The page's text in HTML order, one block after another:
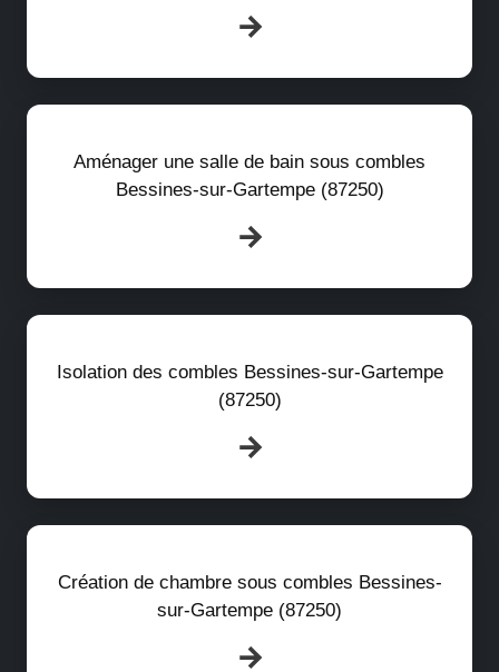
Aménager une salle de bain sous combles
Bessines-sur-Gartempe (87250)
Isolation des combles Bessines-sur-Gartempe
(87250)
Création de chambre sous combles Bessines-
sur-Gartempe (87250)